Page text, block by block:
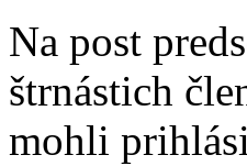
Na post
štrnástich
mohli